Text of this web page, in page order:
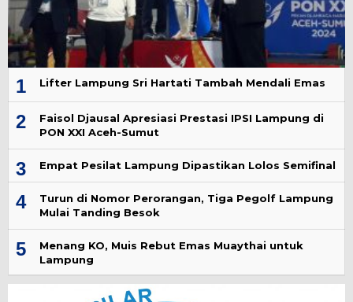
1 Lifter Lampung Sri Hartati Tambah Mendali Emas
2
Faisol Djausal Apresiasi Prestasi IPSI Lampung di
PON XXI Aceh-Sumut
3 Empat Pesilat Lampung Dipastikan Lolos Semifinal
4
Turun di Nomor Perorangan, Tiga Pegolf Lampung
Mulai Tanding Besok
5
Menang KO, Muis Rebut Emas Muaythai untuk
Lampung